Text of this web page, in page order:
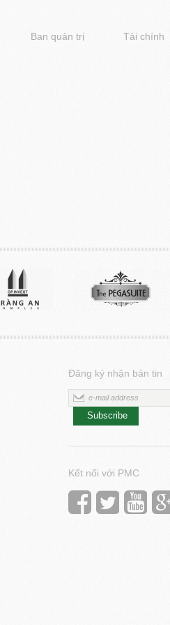
Ban quản trị Tài chính
Đăng ký nhận bản tin
Subscribe
Kết nối với PMC